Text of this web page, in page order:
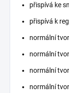
přispívá ke
přispívá k
normální
normální
normální
normální